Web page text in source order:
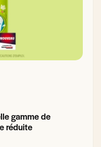
gamme de
réduite